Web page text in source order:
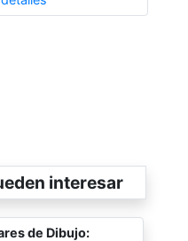
interesar
de Dibujo: